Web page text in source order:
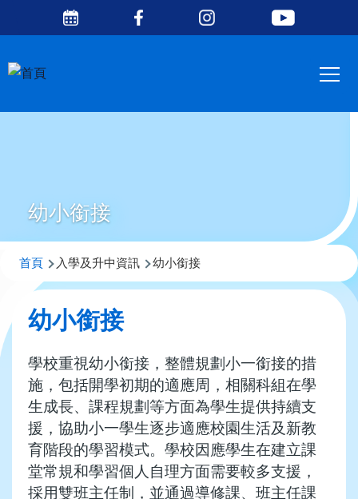
移至主內容
Media
幼小銜接
導
連
首頁 入學及升中資訊 幼小銜接
幼小銜接
學校重視幼小銜接，整體規劃小一銜接的措
施，包括開學初期的適應周，相關科組在學
生成長、課程規劃等方面為學生提供持續支
援，協助小一學生逐步適應校園生活及新教
育階段的學習模式。學校因應學生在建立課
堂常規和學習個人自理方面需要較多支援，
採用雙班主任制，並通過導修課、班主任課